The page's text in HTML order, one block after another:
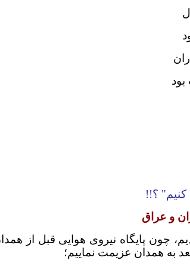
کنیم" ؟!!
حرکت کردیم، چون پایگاه نیروی هوایی قبل از
به همدان عزیمت نماییم؛